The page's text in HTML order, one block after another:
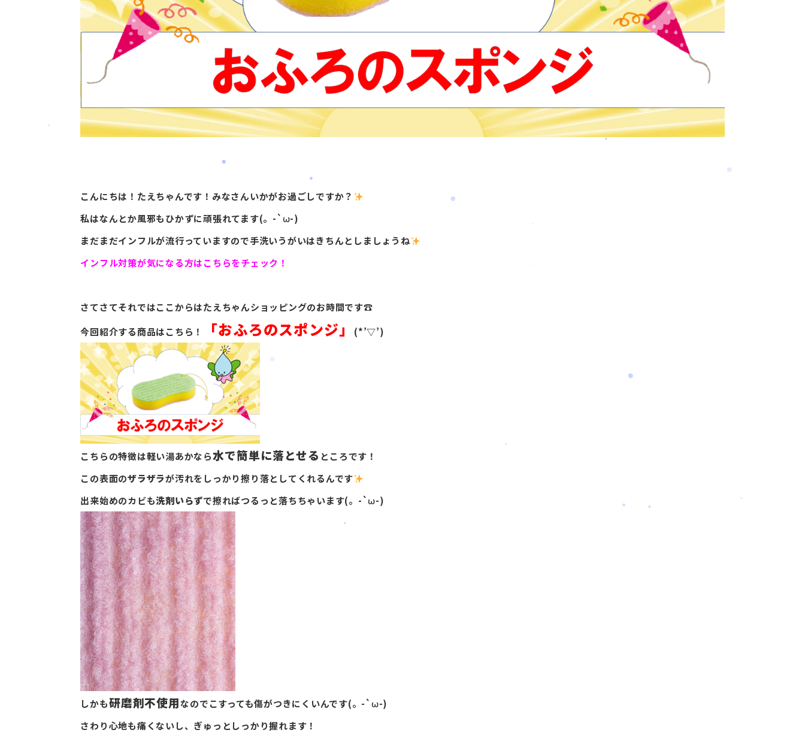
こんにちは！たえちゃんです！みなさんいかがお過ごしですか？
私はなんとか風邪もひかずに頑張れてます(。-`ω-)
まだまだインフルが流行っていますので手洗いうがいはきちんとしましょうね
インフル対策が気になる方はこちらをチェック！
さてさてそれではここからはたえちゃんショッピングのお時間です☎
今回紹介する商品はこちら！
「おふろのスポンジ」 (*’▽’)
こちらの特徴は軽い湯あかなら水で簡単に落とせる ところです！
この表面のザラザラが汚れをしっかり擦り落としてくれるんです
出来始めのカビも洗剤いらずで擦ればつるっと落ちちゃいます(。-`ω-)
しかも研磨剤不使用なのでこすっても傷がつきにくいんです(。-`ω-)
さわり心地も痛くないし、ぎゅっとしっかり握れます！